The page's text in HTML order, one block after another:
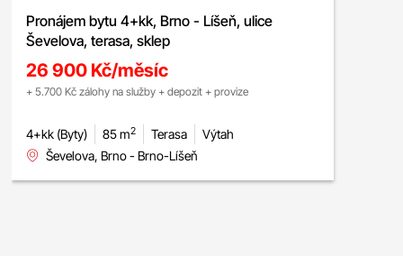
Pronájem bytu 4+kk, Brno - Líšeň, ulice
Ševelova, terasa, sklep
26 900 Kč/měsíc
+ 5.700 Kč zálohy na služby + depozit + provize
4+kk (Byty) 85 m2 Terasa
Výtah
Ševelova, Brno - Brno-Líšeň